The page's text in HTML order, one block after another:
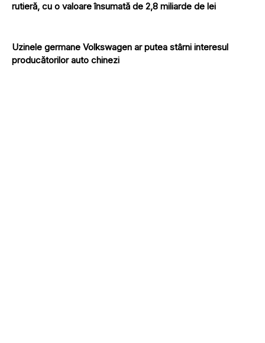
rutieră, cu o valoare însumată de 2,8 miliarde de lei
Uzinele germane Volkswagen ar putea stârni interesul
producătorilor auto chinezi